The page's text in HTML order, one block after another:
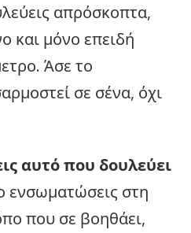
απρόσκοπτα,
και μόνο επειδή
Άσε το
σε σένα, όχι
αυτό που δουλεύει
ενσωματώσεις στη
που σε βοηθάει,